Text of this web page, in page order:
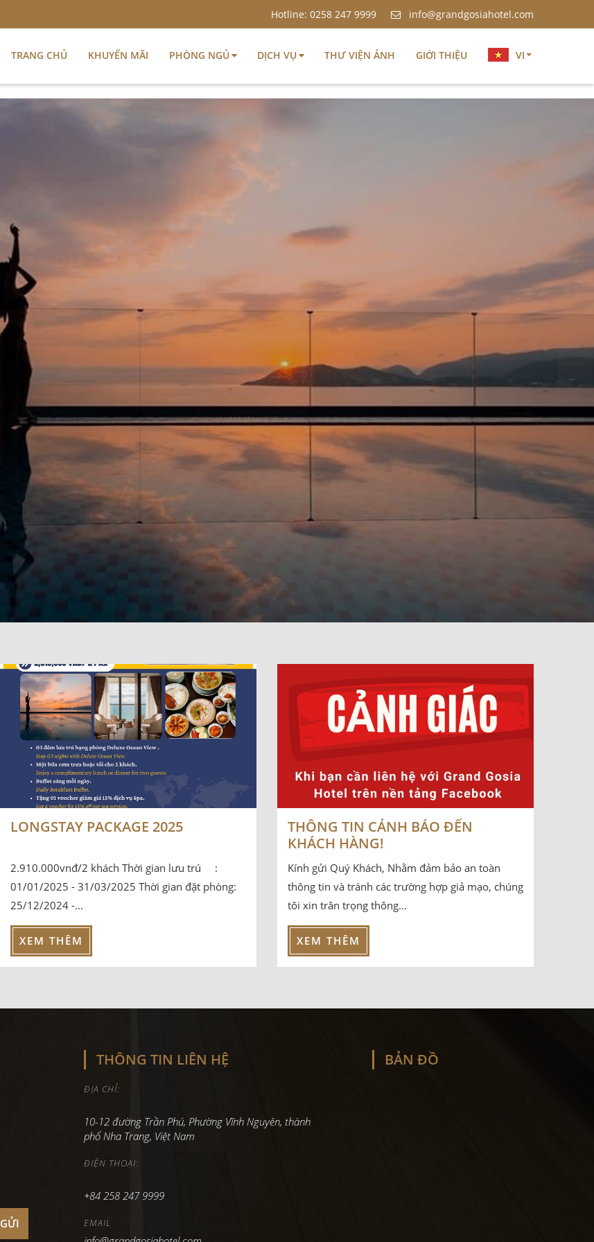
Hotline: 0258 247 9999 info@grandgosiahotel.com
VI
TRANG CHỦ KHUYẾN MÃI PHÒNG NGỦ DỊCH VỤ THƯ VIỆN ẢNH GIỚI THIỆU
LONGSTAY PACKAGE 2025
2.910.000vnđ/2 khách Thời gian lưu trú :
01/01/2025 - 31/03/2025 Thời gian đặt phòng:
25/12/2024 -...
XEM THÊM
THÔNG TIN CẢNH BÁO ĐẾN
KHÁCH HÀNG!
Kính gửi Quý Khách, Nhằm đảm bảo an toàn
thông tin và tránh các trường hợp giả mạo, chúng
tôi xin trân trọng thông...
XEM THÊM
GỬI
THÔNG TIN LIÊN HỆ
ĐỊA CHỈ:
10-12 đường Trần Phú, Phường Vĩnh Nguyên, thành
phố Nha Trang, Việt Nam
ĐIỆN THOẠI:
+84 258 247 9999
EMAIL
BẢN ĐỒ